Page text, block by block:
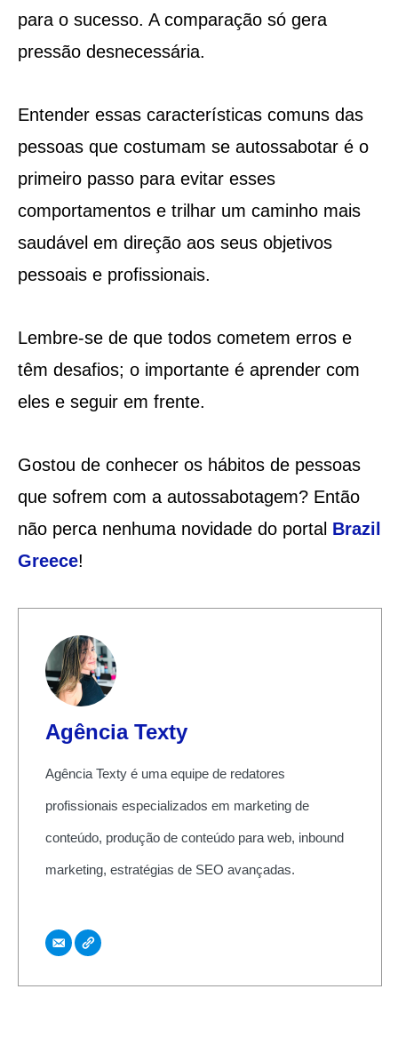
para o sucesso. A comparação só gera
pressão desnecessária.
Entender essas características comuns das
pessoas que costumam se autossabotar é o
primeiro passo para evitar esses
comportamentos e trilhar um caminho mais
saudável em direção aos seus objetivos
pessoais e profissionais.
Lembre-se de que todos cometem erros e
têm desafios; o importante é aprender com
eles e seguir em frente.
Gostou de conhecer os hábitos de pessoas
que sofrem com a autossabotagem? Então
não perca nenhuma novidade do portal Brazil
Greece!
Agência Texty
Agência Texty é uma equipe de redatores
profissionais especializados em marketing de
conteúdo, produção de conteúdo para web, inbound
marketing, estratégias de SEO avançadas.